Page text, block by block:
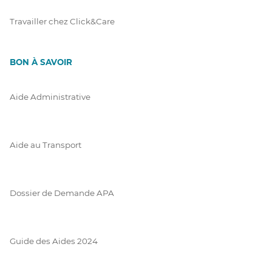
Travailler chez Click&Care
BON À SAVOIR
Aide Administrative
Aide au Transport
Dossier de Demande APA
Guide des Aides 2024